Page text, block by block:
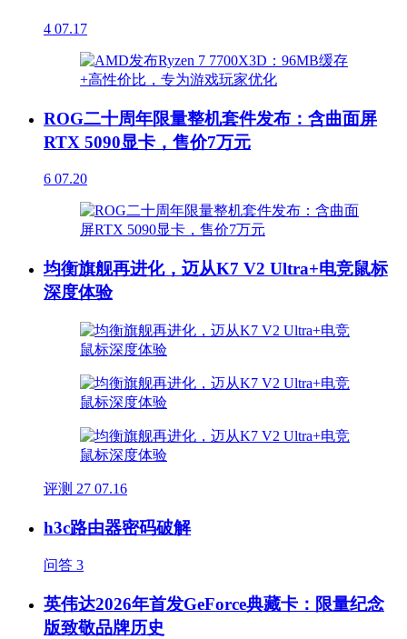
4 07.17
ROG二十周年限量整机套件发布：含曲面屏
RTX 5090显卡，售价7万元
6 07.20
均衡旗舰再进化，迈从K7 V2 Ultra+电竞鼠标
深度体验
评测 27 07.16
h3c路由器密码破解
问答 3
英伟达2026年首发GeForce典藏卡：限量纪念
版致敬品牌历史